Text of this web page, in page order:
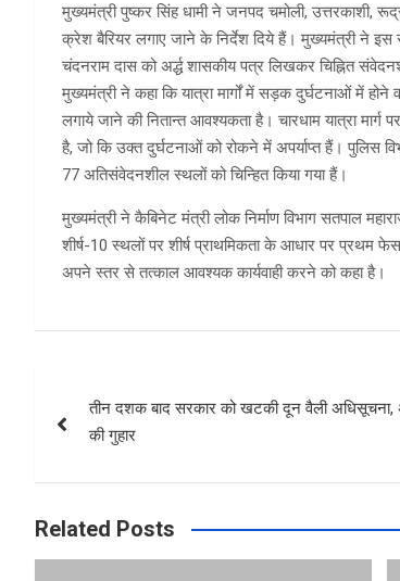
मुख्यमंत्री पुष्कर सिंह धामी ने जनपद चमोली, उत्तरकाशी,
क्रेश बैरियर लगाए जाने के निर्देश दिये हैं। मुख्यमंत्री ने इस
चंदनराम दास को अर्द्ध शासकीय पत्र लिखकर चिह्नित
मुख्यमंत्री ने कहा कि यात्रा मार्गों में सड़क दुर्घटनाओं में होने
लगाये जाने की नितान्त आवश्यकता है। चारधाम यात्रा
है, जो कि उक्त दुर्घटनाओं को रोकने में अपर्याप्त हैं। पुलिस
77 अतिसंवेदनशील स्थलों को चिन्हित किया गया हैं।
मुख्यमंत्री ने कैबिनेट मंत्री लोक निर्माण विभाग सतपाल
शीर्ष-10 स्थलों पर शीर्ष प्राथमिकता के आधार पर प्रथम
अपने स्तर से तत्काल आवश्यक कार्यवाही करने को कहा है।
navigation
तीन दशक बाद सरकार को खटकी दून वैली अधिसूचना,
की गुहार
Related Posts